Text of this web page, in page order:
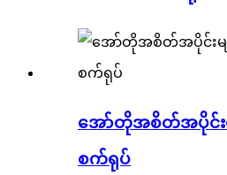
အော်တိုအစိတ်အပိုင်းမျ
စက်ရုပ်